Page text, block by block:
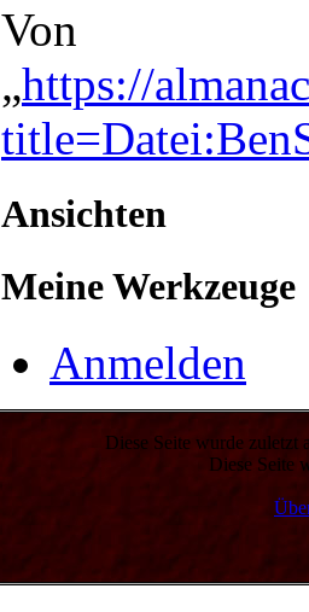
Von
„https://
Ansichten
Meine Werkzeuge
Anmelden
Diese Seite wurde zuletzt
Diese Seite